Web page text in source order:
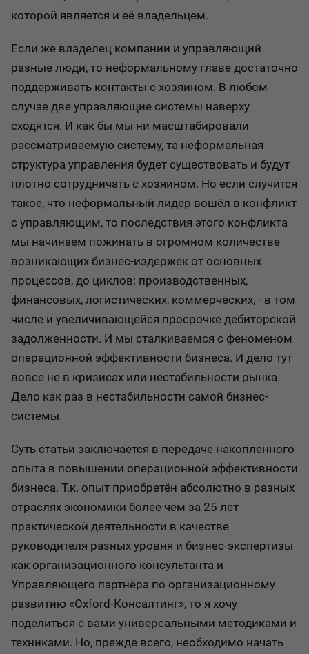
которой является и её владельцем.
Если же владелец компании и управляющий
разные люди, то неформальному главе достаточно
поддерживать контакты с хозяином. В любом
случае две управляющие системы наверху
сходятся. И как бы мы ни масштабировали
рассматриваемую систему, та неформальная
структура управления будет существовать и будут
плотно сотрудничать с хозяином. Но если случится
такое, что неформальный лидер вошёл в конфликт
с управляющим, то последствия этого конфликта
мы начинаем пожинать в огромном количестве
возникающих бизнес-издержек от основных
процессов, до циклов: производственных,
финансовых, логистических, коммерческих, - в том
числе и увеличивающейся просрочке дебиторской
задолженности. И мы сталкиваемся с феноменом
операционной эффективности бизнеса. И дело тут
вовсе не в кризисах или нестабильности рынка.
Дело как раз в нестабильности самой бизнес-
системы.
Суть статьи заключается в передаче накопленного
опыта в повышении операционной эффективности
бизнеса. Т.к. опыт приобретён абсолютно в разных
отраслях экономики более чем за 25 лет
практической деятельности в качестве
руководителя разных уровня и бизнес-экспертизы
как организационного консультанта и
Управляющего партнёра по организационному
развитию «Oxford-Консалтинг», то я хочу
поделиться с вами универсальными методиками и
техниками. Но, прежде всего, необходимо начать